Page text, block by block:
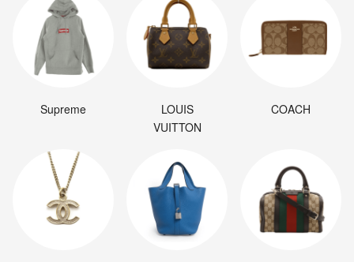
Supreme
LOUIS
VUITTON
COACH